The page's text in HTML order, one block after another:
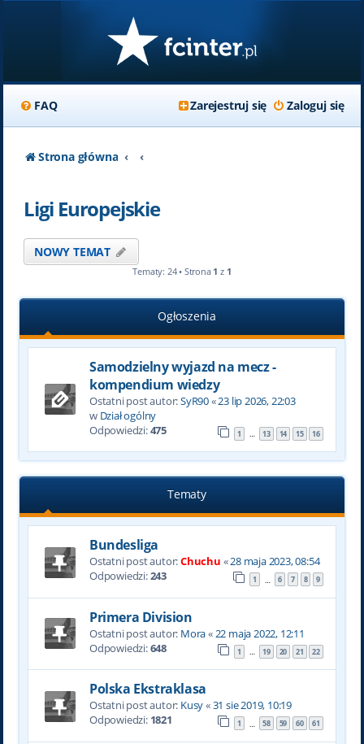
FAQ Zaloguj się
Zarejestruj się
Strona główna
Ligi Europejskie
NOWY TEMAT
Tematy: 24 • Strona 1 z 1
Ogłoszenia
Samodzielny wyjazd na mecz -
kompendium wiedzy
Ostatni post autor:SyR90«23 lip 2026, 22:03
w Dział ogólny
Odpowiedzi:475 1 … 13 14 15 16
Tematy
Bundesliga
Ostatni post autor:Chuchu «28 maja 2023, 08:54
Odpowiedzi:243 1 … 6 7 8 9
Primera Division
Ostatni post autor: Mora«22 maja 2022, 12:11
Odpowiedzi:648 1 … 19 20 21 22
Polska Ekstraklasa
Ostatni post autor: Kusy«31 sie 2019, 10:19
Odpowiedzi: 1821 1 … 58 59 60 61